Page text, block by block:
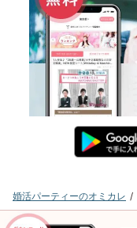
婚活パーティーのオミカレ